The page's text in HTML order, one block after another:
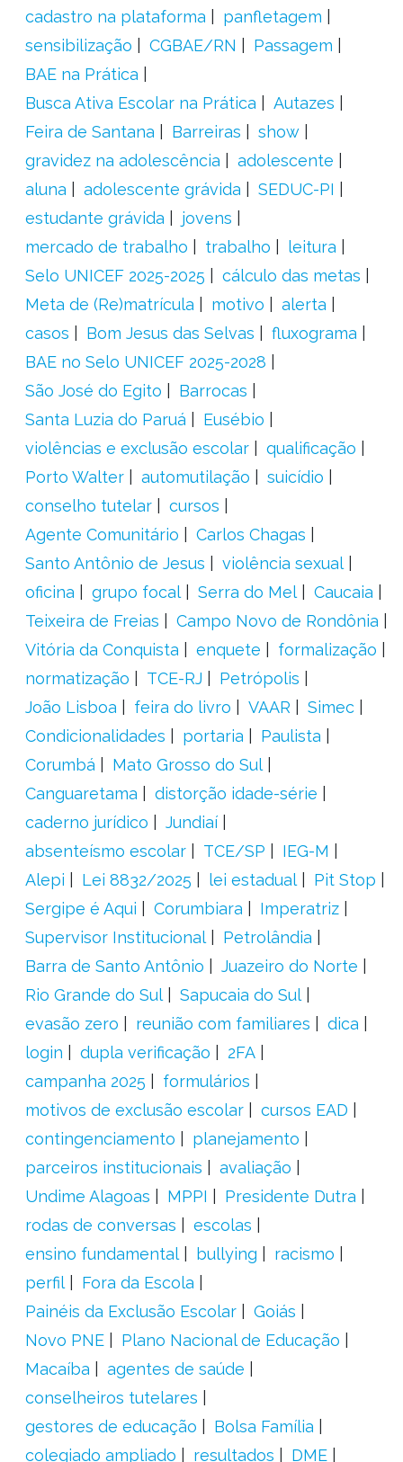
cadastro na plataforma
panfletagem
sensibilização
CGBAE/RN
Passagem
BAE na Prática
Busca Ativa Escolar na Prática
Autazes
Feira de Santana
Barreiras
show
gravidez na adolescência
adolescente
aluna
adolescente grávida
SEDUC-PI
estudante grávida
jovens
mercado de trabalho
trabalho
leitura
Selo UNICEF 2025-2025
cálculo das metas
Meta de (Re)matrícula
motivo
alerta
casos
Bom Jesus das Selvas
fluxograma
BAE no Selo UNICEF 2025-2028
São José do Egito
Barrocas
Santa Luzia do Paruá
Eusébio
violências e exclusão escolar
qualificação
Porto Walter
automutilação
suicídio
conselho tutelar
cursos
Agente Comunitário
Carlos Chagas
Santo Antônio de Jesus
violência sexual
oficina
grupo focal Serra do Mel
Caucaia
Teixeira de Freias
Campo Novo de Rondônia
Vitória da Conquista
enquete
formalização
normatização
TCE-RJ
Petrópolis
João Lisboa
feira do livro VAAR
Simec
Condicionalidades
portaria
Paulista
Corumbá
Mato Grosso do Sul
Canguaretama
distorção idade-série
caderno jurídico
Jundiaí
absenteísmo escolar
TCE/SP
IEG-M
Alepi
Lei 8832/2025 lei estadual
Pit Stop
Sergipe é Aqui
Corumbiara
Imperatriz
Supervisor Institucional
Petrolândia
Barra de Santo Antônio
Juazeiro do Norte
Rio Grande do Sul
Sapucaia do Sul
evasão zero
reunião com familiares
dica
login
dupla verificação
2FA
campanha 2025
formulários
motivos de exclusão escolar
cursos EAD
contingenciamento
planejamento
parceiros institucionais
avaliação
Undime Alagoas
MPPI
Presidente Dutra
rodas de conversas
escolas
ensino fundamental
bullying
racismo
perfil
Fora da Escola
Painéis da Exclusão Escolar
Goiás
Novo PNE
Plano Nacional de Educação
Macaíba
agentes de saúde
conselheiros tutelares
gestores de educação
Bolsa Família
colegiado ampliado
resultados DME